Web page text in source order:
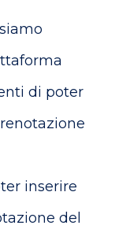
di poter
inserire
del